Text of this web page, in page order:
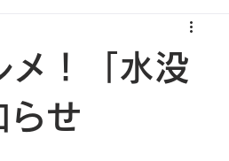
メ！「水没
せ